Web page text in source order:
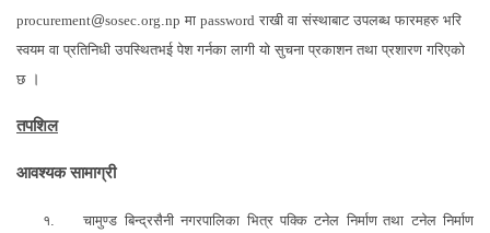
procurement@sosec.org.np मा password राखी वा संस्थाबाट उपलब्ध फारमहरु भरि
स्वयम वा प्रतिनिधी उपस्थितभई पेश गर्नका लागी यो सुचना प्रकाशन तथा प्रशारण गरिएको
छ ।
तपशिल
आवश्यक सामाग्री
१. चामुण्ड बिन्द्रसैनी नगरपालिका भित्र पक्कि टनेल निर्माण तथा टनेल निर्माण